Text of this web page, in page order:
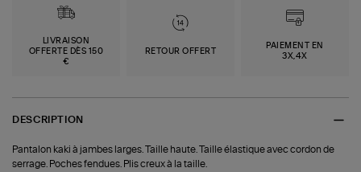
LIVRAISON
OFFERTE DÈS 150
€
RETOUR OFFERT
PAIEMENT EN
3X,4X
DESCRIPTION
Pantalon kaki à jambes larges. Taille haute. Taille élastique avec cordon de
serrage. Poches fendues. Plis creux à la taille.